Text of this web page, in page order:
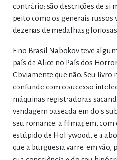
contrário: são descrições de si
peito como os generais russos
dezenas de medalhas
E no Brasil Nabokov teve
país de Alice no País dos
Obviamente que não. Seu livro
confunde com o sucesso
máquinas registradoras
vendagem baseada em dois
seu romance: a filmagem,
estúpido de Hollywood, e a
que a burguesia varre, em vão,